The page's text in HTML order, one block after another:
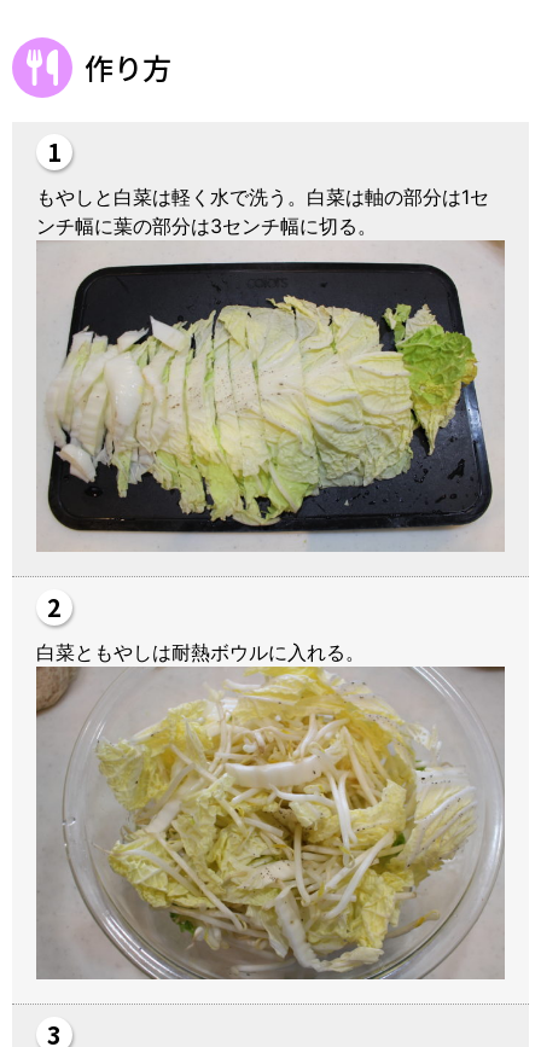
作り方
もやしと白菜は軽く水で洗う。白菜は軸の部分は1セ
ンチ幅に葉の部分は3センチ幅に切る。
白菜ともやしは耐熱ボウルに入れる。